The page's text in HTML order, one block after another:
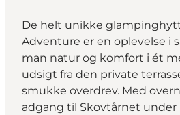
De helt unikke
Adventure er en oplevelse i
man natur og komfort i ét
udsigt fra den private
smukke overdrev. Med
adgang til Skovtårnet